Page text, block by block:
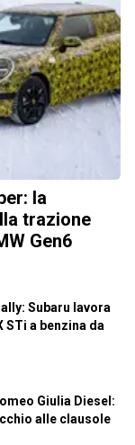
la
trazione
Gen6
Subaru lavora
STi a benzina da
Giulia Diesel:
alle clausole